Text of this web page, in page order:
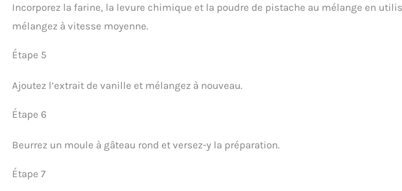
Incorporez la farine, la levure chimique et la poudre de pistache au mélange en
mélangez à vitesse moyenne.
Étape 5
Ajoutez l’extrait de vanille et mélangez à nouveau.
Étape 6
Beurrez un moule à gâteau rond et versez-y la préparation.
Étape 7